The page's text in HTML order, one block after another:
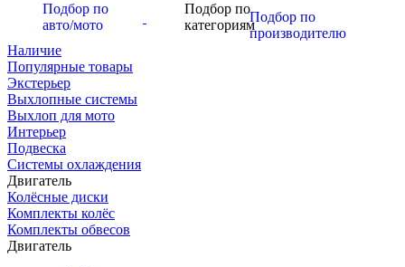
Подбор по
авто/мото
Подбор по
категориям
Подбор по
производителю
Наличие
Популярные товары
Экстерьер
Выхлопные системы
Выхлоп для мото
Интерьер
Подвеска
Системы охлаждения
Двигатель
Колёсные диски
Комплекты колёс
Комплекты обвесов
Двигатель